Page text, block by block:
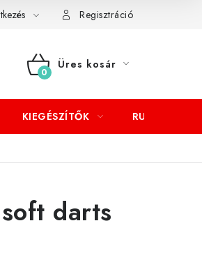
Regisztráció
KOSÁR
Üres kosár
KIEGÉSZÍTŐK RUHÁZAT
darts